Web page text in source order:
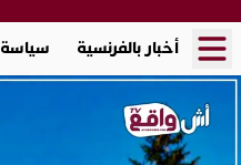
أخبار بالفرنسية سياسة